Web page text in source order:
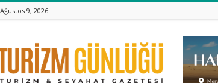
9, 2026
Turizm
Günlüğü